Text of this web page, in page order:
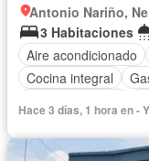
Antonio Nariño,
3 Habitaciones
Aire acondicionado
Cocina integral
Hace 3 días, 1 hora en -